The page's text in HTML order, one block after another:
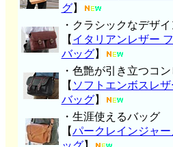
グ】
・クラシックなデザイ
【 イタリアンレザー
バッグ】
・色艶が引き立つコ
【 ソフトエンボスレ
バッグ】
・生涯使えるバッグ
【パークレインジャ